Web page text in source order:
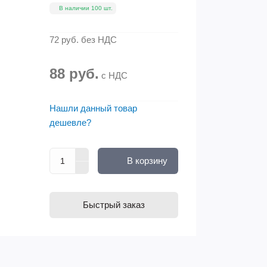
В наличии 100 шт.
72 руб. без НДС
88 руб. с НДС
Нашли данный товар
дешевле?
В корзину
Быстрый заказ